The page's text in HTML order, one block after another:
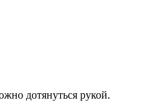
дотянуться рукой.